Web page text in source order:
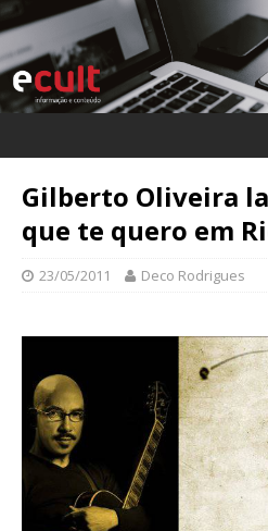
Gilberto Oliveira
que te quero em
23/05/2011 Deco Rodrigues